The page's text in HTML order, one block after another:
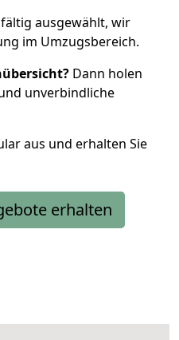
ausgewählt, wir
im Umzugsbereich.
Dann holen
unverbindliche
aus und erhalten Sie
erhalten